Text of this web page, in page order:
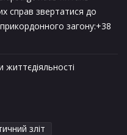
справ звертатися до
загону:+38
зліт